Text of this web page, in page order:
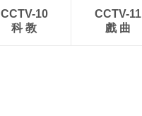
CCTV-10
科 教
CCTV-11
戲 曲